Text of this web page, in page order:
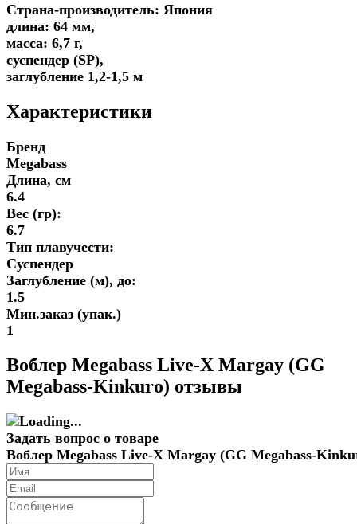
Страна-производитель: Япония
длина: 64 мм,
масса: 6,7 г,
суспендер (SP),
заглубление 1,2-1,5 м
Характеристики
Бренд
Megabass
Длина, см
6.4
Вес (гр):
6.7
Тип плавучести:
Суспендер
Заглубление (м), до:
1.5
Мин.заказ (упак.)
1
Воблер Megabass Live-X Margay (GG
Megabass-Kinkuro) отзывы
Задать вопрос о товаре
Воблер Megabass Live-X Margay (GG Megabass-